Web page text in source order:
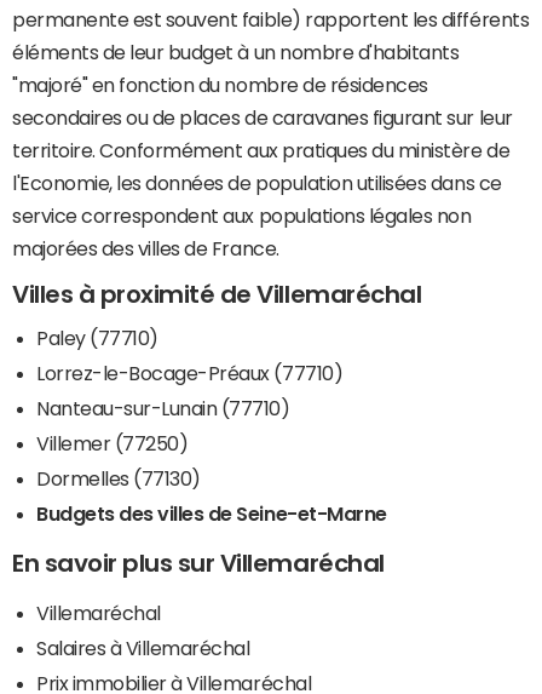
permanente est souvent faible) rapportent les différents
éléments de leur budget à un nombre d'habitants
"majoré" en fonction du nombre de résidences
secondaires ou de places de caravanes figurant sur leur
territoire. Conformément aux pratiques du ministère de
l'Economie, les données de population utilisées dans ce
service correspondent aux populations légales non
majorées des villes de France.
Villes à proximité de Villemaréchal
Paley (77710)
Lorrez-le-Bocage-Préaux (77710)
Nanteau-sur-Lunain (77710)
Villemer (77250)
Dormelles (77130)
Budgets des villes de Seine-et-Marne
En savoir plus sur Villemaréchal
Villemaréchal
Salaires à Villemaréchal
Prix immobilier à Villemaréchal